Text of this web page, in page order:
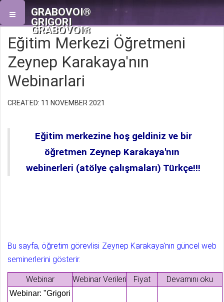
GRABOVOI®
GRIGORI
GRABOVOI®
Eğitim Merkezi Öğretmeni
Zeynep Karakaya'nın
Webinarlari
CREATED: 11 NOVEMBER 2021
Eğitim merkezine hoş geldiniz ve bir
öğretmen Zeynep Karakaya'nın
webinerleri (atölye çalışmaları) Türkçe!!!
Bu sayfa, öğretim görevlisi Zeynep Karakaya'nın güncel web
seminerlerini gösterir.
Webinar Webinar Verileri Fiyat Devamını oku
Webinar: "Grigori